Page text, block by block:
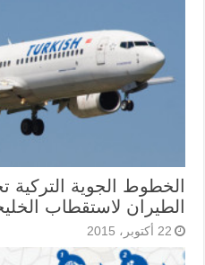
الخطوط الجوية التركية
الطيران لاستقطاب
22 أكتوبر، 2015